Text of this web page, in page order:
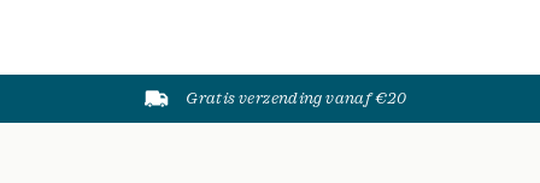
Gratis verzending vanaf €20